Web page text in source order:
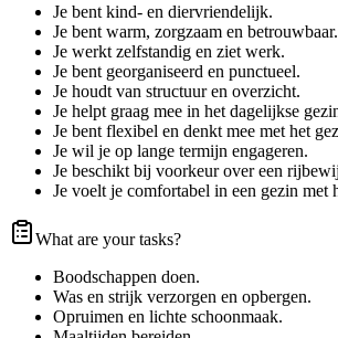
Je bent kind- en diervriendelijk.
Je bent warm, zorgzaam en betrouwbaar.
Je werkt zelfstandig en ziet werk.
Je bent georganiseerd en punctueel.
Je houdt van structuur en overzicht.
Je helpt graag mee in het dagelijkse
Je bent flexibel en denkt mee met het
Je wil je op lange termijn engageren.
Je beschikt bij voorkeur over een
Je voelt je comfortabel in een gezin met
What are your tasks?
Boodschappen doen.
Was en strijk verzorgen en opbergen.
Opruimen en lichte schoonmaak.